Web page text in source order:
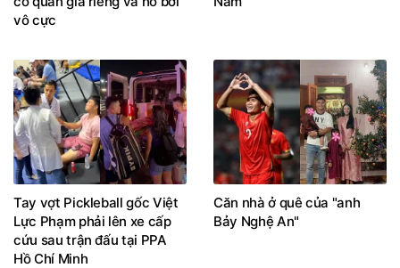
vô cực
Tay vợt Pickleball gốc Việt
Lực Phạm phải lên xe cấp
cứu sau trận đấu tại PPA
Hồ Chí Minh
Căn nhà ở quê của "anh
Bảy Nghệ An"